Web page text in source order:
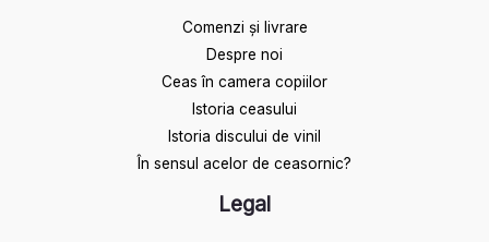
Comenzi și livrare
Despre noi
Ceas în camera copiilor
Istoria ceasului​
Istoria discului de vinil
În sensul acelor de ceasornic?
Legal